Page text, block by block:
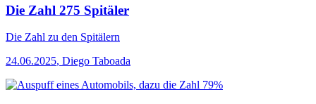
Die Zahl 275 Spitäler
Die Zahl zu den Spitälern
24.06.2025, Diego Taboada